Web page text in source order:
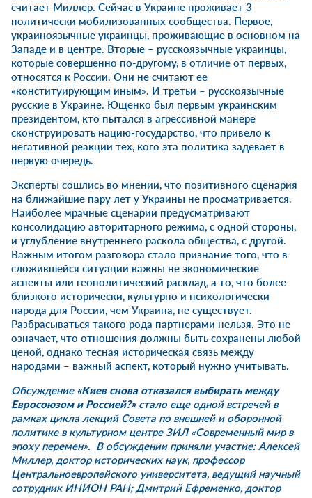
считает Миллер. Сейчас в Украине проживает 3
политически мобилизованных сообщества. Первое,
украиноязычные украинцы, проживающие в основном на
Западе и в центре. Вторые – русскоязычные украинцы,
которые совершенно по-другому, в отличие от первых,
относятся к России. Они не считают ее
«конституирующим иным». И третьи – русскоязычные
русские в Украине. Ющенко был первым украинским
президентом, кто пытался в агрессивной манере
сконструировать нацию-государство, что привело к
негативной реакции тех, кого эта политика задевает в
первую очередь.
Эксперты сошлись во мнении, что позитивного сценария
на ближайшие пару лет у Украины не просматривается.
Наиболее мрачные сценарии предусматривают
консолидацию авторитарного режима, с одной стороны,
и углубление внутреннего раскола общества, с другой.
Важным итогом разговора стало признание того, что в
сложившейся ситуации важны не экономические
аспекты или геополитический расклад, а то, что более
близкого исторически, культурно и психологически
народа для России, чем Украина, не существует.
Разбрасываться такого рода партнерами нельзя. Это не
означает, что отношения должны быть сохранены любой
ценой, однако тесная историческая связь между
народами – важный аспект, который нужно учитывать.
Обсуждение «Киев снова отказался выбирать между
Евросоюзом и Россией?»стало еще одной встречей в
рамках цикла лекций Совета по внешней и оборонной
политике в культурном центре ЗИЛ «Современный мир в
эпоху перемен». В обсуждении приняли участие: Алексей
Миллер, доктор исторических наук, профессор
Центральноевропейского университета, ведущий научный
сотрудник ИНИОН РАН; Дмитрий Ефременко, доктор